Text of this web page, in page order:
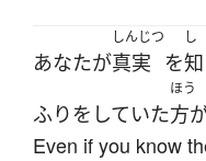
あなたが
しんじつ
真実 を
し
ふりをしていた
ほう
方
Even if you know